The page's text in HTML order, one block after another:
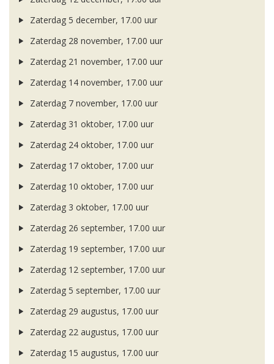
Zaterdag 5 december, 17.00 uur
Zaterdag 28 november, 17.00 uur
Zaterdag 21 november, 17.00 uur
Zaterdag 14 november, 17.00 uur
Zaterdag 7 november, 17.00 uur
Zaterdag 31 oktober, 17.00 uur
Zaterdag 24 oktober, 17.00 uur
Zaterdag 17 oktober, 17.00 uur
Zaterdag 10 oktober, 17.00 uur
Zaterdag 3 oktober, 17.00 uur
Zaterdag 26 september, 17.00 uur
Zaterdag 19 september, 17.00 uur
Zaterdag 12 september, 17.00 uur
Zaterdag 5 september, 17.00 uur
Zaterdag 29 augustus, 17.00 uur
Zaterdag 22 augustus, 17.00 uur
Zaterdag 15 augustus, 17.00 uur